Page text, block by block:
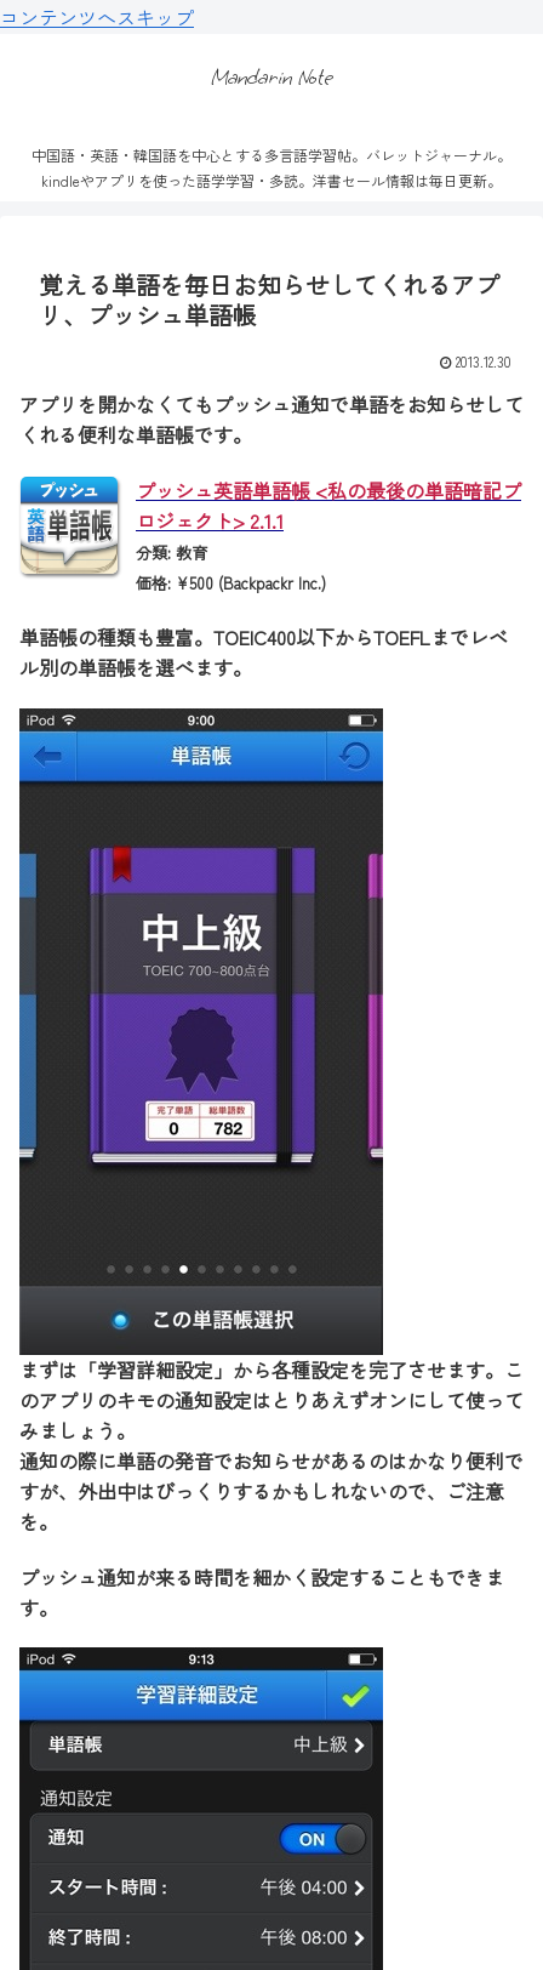
コンテンツへスキップ
Mandarin Note
中国語・英語・韓国語を中心とする多言語学習帖。バレットジャーナル。
kindleやアプリを使った語学学習・多読。洋書セール情報は毎日更新。
覚える単語を毎日お知らせしてくれるアプ
リ、プッシュ単語帳
2013.12.30
アプリを開かなくてもプッシュ通知で単語をお知らせして
くれる便利な単語帳です。
プッシュ英語単語帳 <私の最後の単語暗記プ
ロジェクト> 2.1.1
分類: 教育
価格: ¥500 (Backpackr Inc.)
単語帳の種類も豊富。TOEIC400以下からTOEFLまでレベ
ル別の単語帳を選べます。
まずは「学習詳細設定」から各種設定を完了させます。こ
のアプリのキモの通知設定はとりあえずオンにして使って
みましょう。
通知の際に単語の発音でお知らせがあるのはかなり便利で
すが、外出中はびっくりするかもしれないので、ご注意
を。
プッシュ通知が来る時間を細かく設定することもできま
す。